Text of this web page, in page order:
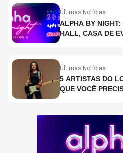
Últimas Notícias
ALPHA BY NIGHT:
HALL, CASA DE
Últimas Notícias
5 ARTISTAS DO
QUE VOCÊ